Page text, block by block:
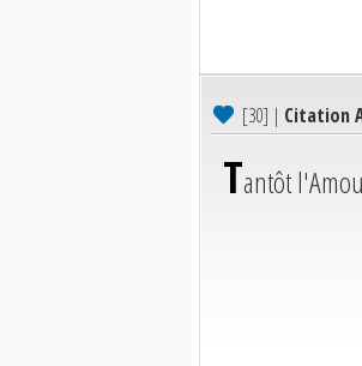
[30] | Citation
Tantôt